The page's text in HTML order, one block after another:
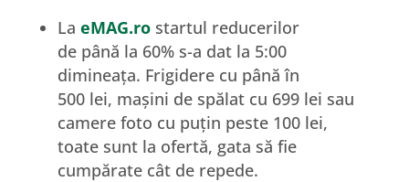
La eMAG.rostartul reducerilor
de până la 60% s-a dat la 5:00
dimineața. Frigidere cu până în
500 lei, mașini de spălat cu 699 lei sau
camere foto cu puțin peste 100 lei,
toate sunt la ofertă, gata să fie
cumpărate cât de repede.